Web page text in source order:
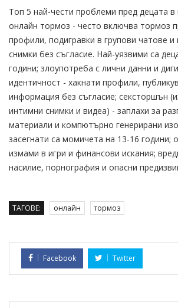
Топ 5 най-чести проблеми пред децата в
онлайн тормоз - често включва тормоз
профили, подигравки в групови чатове и
снимки без съгласие. Най-уязвими са
години; злоупотреба с лични данни и
идентичност - хакнати профили,
информация без съгласие; сексторшън
интимни снимки и видеа) - заплахи за
материали и компютърно генерирани
засегнати са момичета на 13-16 години;
измами в игри и финансови искания;
насилие, порнография и опасни
ТАГОВЕ: онлайн тормоз
Facebook Twitter